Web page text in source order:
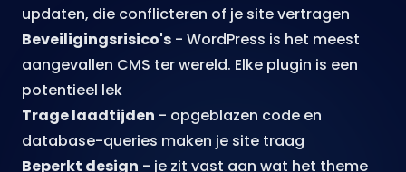
updaten, die conflicteren of je site vertragen
Beveiligingsrisico's - WordPress is het meest
aangevallen CMS ter wereld. Elke plugin is een
potentieel lek
Trage laadtijden - opgeblazen code en
database-queries maken je site traag
Beperkt design - je zit vast aan wat het theme